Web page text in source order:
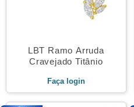
LBT Ramo Arruda
Cravejado Titânio
Faça login